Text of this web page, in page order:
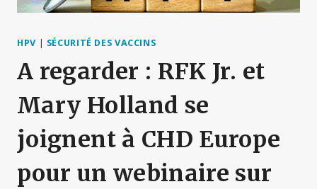
HPV | SÉCURITÉ DES VACCINS
A regarder : RFK Jr. et
Mary Holland se
joignent à CHD Europe
pour un webinaire sur